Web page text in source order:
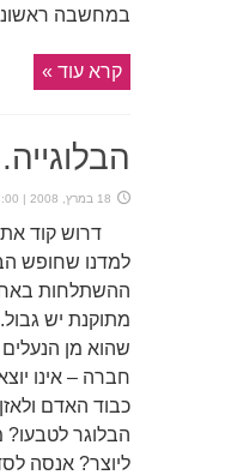
במחשבה
קרא עוד »
18 במרץ, 2008 | 7:00
דרוש קוד אתי
למדנו שחופש
ההשתלחות
מתוקנת יש
שהוא מן
חברה – אינו
כבוד האדם
הבלוגר לטבעו?
ליוצר? אנסה